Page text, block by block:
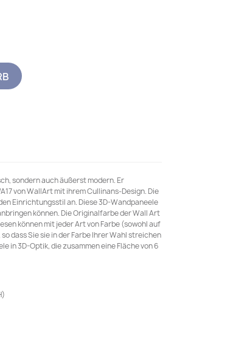
sondern auch äußerst modern. Er
von WallArt mit ihrem Cullinans-Design. Die
Einrichtungsstil an. Diese 3D-Wandpaneele
können. Die Originalfarbe der Wall Art
können mit jeder Art von Farbe (sowohl auf
dass Sie sie in der Farbe Ihrer Wahl streichen
in 3D-Optik, die zusammen eine Fläche von 6